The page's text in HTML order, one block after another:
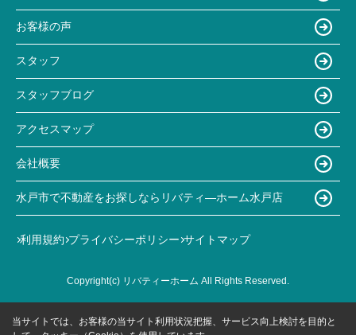
お客様の声
スタッフ
スタッフブログ
アクセスマップ
会社概要
水戸市で不動産をお探しならリバティ―ホーム水戸店
利用規約 プライバシーポリシー サイトマップ
Copyright(c) リバティーホーム All Rights Reserved.
当サイトでは、お客様の当サイト利用状況把握、サービス向上検討を目的と